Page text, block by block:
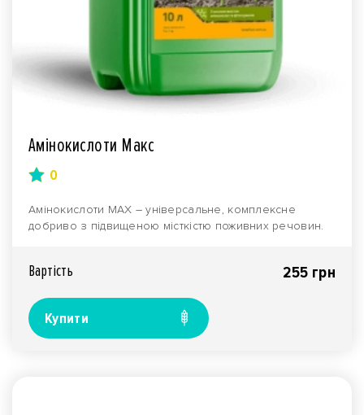
Амінокислоти Макс
0
Амінокислоти MAX – універсальне, комплексне
добриво з підвищеною місткістю поживних речовин.
Вартiсть 255 грн
Купити